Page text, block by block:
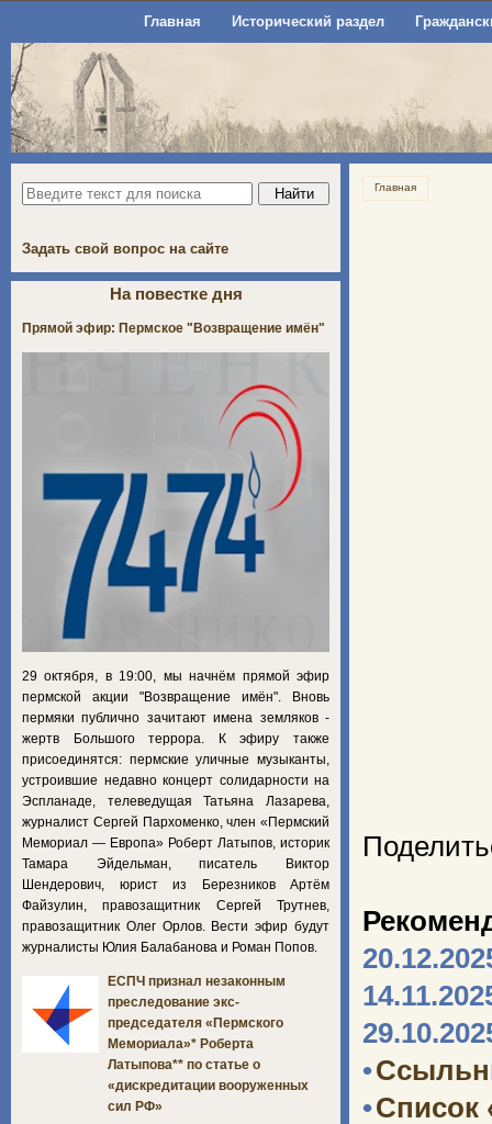
Главная Исторический раздел
Главная
•
•Список
Задать свой вопрос на сайте
На повестке дня
Прямой эфир: Пермское "Возвращение имён"
29 октября, в 19:00, мы начнём прямой эфир
пермской акции "Возвращение имён". Вновь
пермяки публично зачитают имена земляков -
жертв Большого террора. К эфиру также
присоединятся: пермские уличные музыканты,
устроившие недавно концерт солидарности на
Эспланаде, телеведущая Татьяна Лазарева,
журналист Сергей Пархоменко, член «Пермский
Мемориал — Европа» Роберт Латыпов, историк
Тамара Эйдельман, писатель Виктор
Шендерович, юрист из Березников Артём
Файзулин, правозащитник Сергей Трутнев,
правозащитник Олег Орлов. Вести эфир будут
журналисты Юлия Балабанова и Роман Попов.
ЕСПЧ признал незаконным
преследование экс-
председателя «Пермского
Мемориала»* Роберта
Латыпова** по статье о
«дискредитации вооруженных
сил РФ»